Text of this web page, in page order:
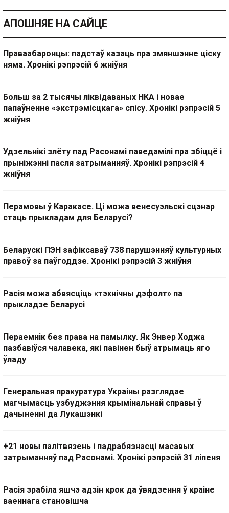
АПОШНЯЕ НА САЙЦЕ
Праваабаронцы: падстаў казаць пра змяншэнне ціску
няма. Хронікі рэпрэсій 6 жніўня
Больш за 2 тысячы ліквідаваных НКА і новае
папаўненне «экстрэмісцкага» спісу. Хронікі рэпрэсій 5
жніўня
Удзельнікі злёту пад Расонамі паведамілі пра збіццё і
прыніжэнні пасля затрыманняў. Хронікі рэпрэсій 4
жніўня
Перамовы ў Каракасе. Ці можа венесуэльскі сцэнар
стаць прыкладам для Беларусі?
Беларускі ПЭН зафіксаваў 738 парушэнняў культурных
правоў за паўгоддзе. Хронікі рэпрэсій 3 жніўня
Расія можа абвясціць «тэхнічны дэфолт» па
прыкладзе Беларусі
Пераемнік без права на памылку. Як Энвер Ходжа
пазбавіўся чалавека, які павінен быў атрымаць яго
ўладу
Генеральная пракуратура Украіны разглядае
магчымасць узбуджэння крымінальнай справы ў
дачыненні да Лукашэнкі
+21 новы палітвязень і падрабязнасці масавых
затрыманняў пад Расонамі. Хронікі рэпрэсій 31 ліпеня
Расія зрабіла яшчэ адзін крок да ўвядзення ў краіне
ваеннага становішча